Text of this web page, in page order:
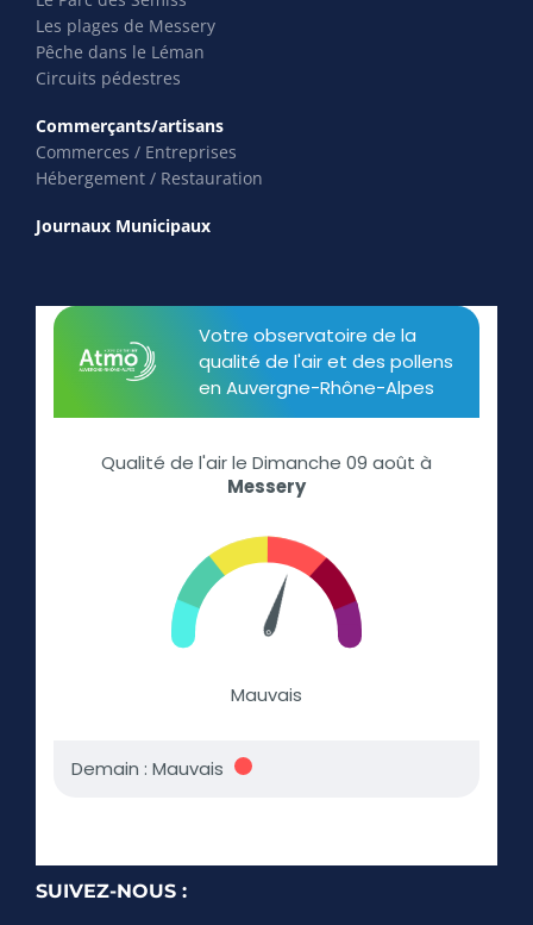
Les plages de Messery
Pêche dans le Léman
Circuits pédestres
Commerçants/artisans
Commerces / Entreprises
Hébergement / Restauration
Journaux Municipaux
SUIVEZ-NOUS :